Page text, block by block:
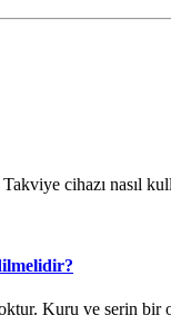
cihazı nasıl
Kuru ve serin